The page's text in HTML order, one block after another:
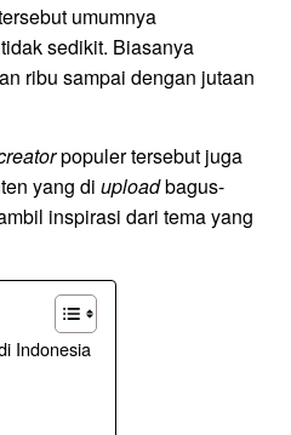
umumnya
sedikit. Biasanya
ribu sampai dengan jutaan
populer tersebut juga
yang di uploadbagus-
inspirasi dari tema yang
Indonesia